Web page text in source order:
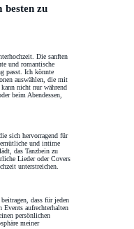
besten zu
Die sanften
und romantische
passt. Ich könnte
auswählen, die mit
nicht nur während
beim Abendessen,
sich hervorragend für
und intime
das Tanzbein zu
Lieder oder Covers
unterstreichen.
dass für jeden
Events aufrechterhalten
persönlichen
meiner